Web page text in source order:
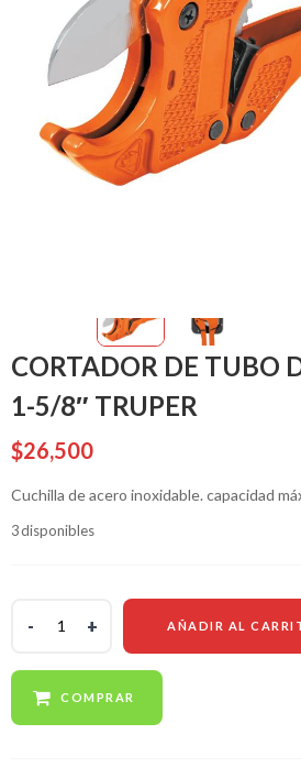
CORTADOR DE TUBO
1-5/8″ TRUPER
$26,500
Cuchilla de acero inoxidable. capacidad
3 disponibles
AÑADIR AL
COMPRAR